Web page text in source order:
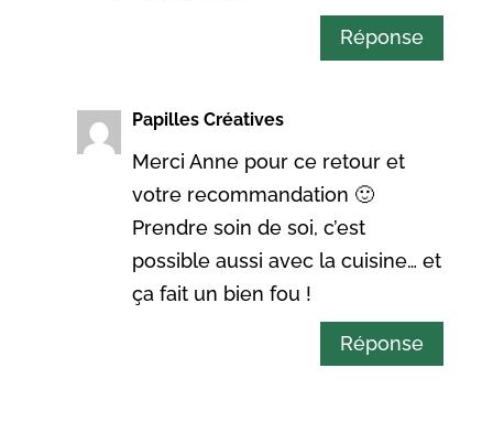
Réponse
Papilles Créatives
Merci Anne pour ce retour et
votre recommandation 🙂
Prendre soin de soi, c’est
possible aussi avec la cuisine… et
ça fait un bien fou !
Réponse